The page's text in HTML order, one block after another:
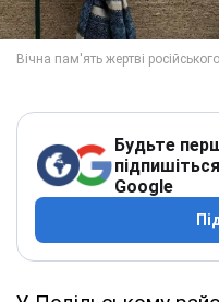
Будьте
Google